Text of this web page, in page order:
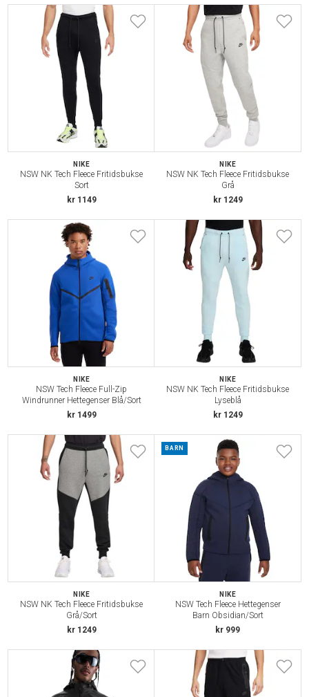
NIKE
NSW NK Tech Fleece Fritidsbukse
Sort
kr 1149
NIKE
NSW NK Tech Fleece Fritidsbukse
Grå
kr 1249
NIKE
NSW Tech Fleece Full-Zip
Windrunner Hettegenser Blå/Sort
kr 1499
NIKE
NSW NK Tech Fleece Fritidsbukse
Lyseblå
kr 1249
NIKE
NSW NK Tech Fleece Fritidsbukse
Grå/Sort
kr 1249
BARN
NIKE
NSW Tech Fleece Hettegenser
Barn Obsidian/Sort
kr 999